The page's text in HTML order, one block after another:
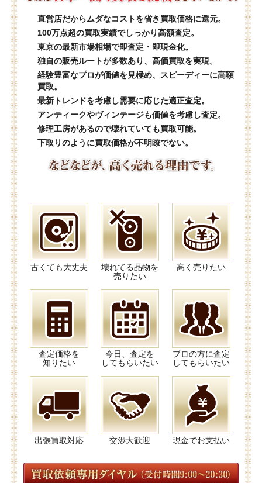
直営店だからムダなコストを省き買取価格に還元。
100万点超の買取実績でしっかり高額査定。
東京の最新市場相場で即査定・即現金化。
独自の販売ルートが多数あり、高価買取を実現。
経験豊富なプロが価値を見極め、スピーディーに高額
買取。
最新トレンドを考慮し需要に応じた適正査定。
アンティークやヴィンテージも価値を考慮し査定。
修理工房があるので壊れていても買取可能。
下取りのように買取価格が不明瞭でない。
古くても大丈夫
壊れてる品物を
売りたい
高く売りたい
査定価格を
知りたい
今日、査定を
してもらいたい
プロの方に査定
してもらいたい
出張買取対応 交渉大歓迎 現金でお支払い